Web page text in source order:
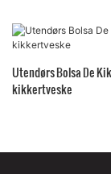
Utendørs Bolsa De
kikkertveske